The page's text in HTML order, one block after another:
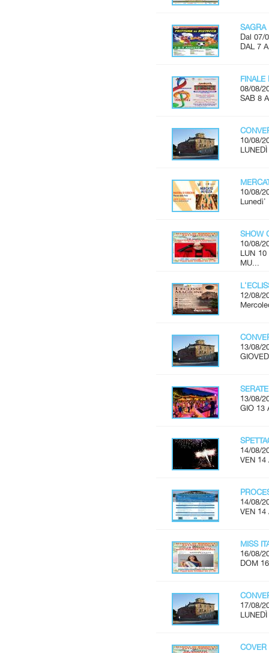
SAGRA
Dal 07/
DAL 7
FINALE
08/08/
SAB 8
10/08/
10/08/
Lunedì'
SHOW
10/08/
LUN 10
MU...
12/08/
13/08/
13/08/
GIO 13
14/08/
VEN 14
14/08/
VEN 14
MISS
16/08/
DOM
17/08/
COVER